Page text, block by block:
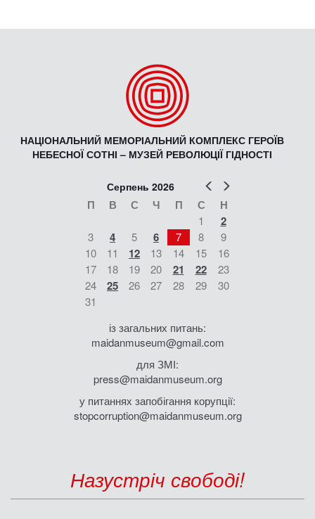
НАЦІОНАЛЬНИЙ МЕМОРІАЛЬНИЙ КОМПЛЕКС ГЕРОЇВ
НЕБЕСНОЇ СОТНІ – МУЗЕЙ РЕВОЛЮЦІЇ ГІДНОСТІ
Попер
Серпень 2026
П В С Ч П С Н
1 2
3 4 5 6 7 8
9
10
11 12 13 14 15
16
17
18 19 20 21 22
23
24
25 26 27 28 29
30
31
із загальних питань:
maidanmuseum@gmail.com
для ЗМІ:
press@maidanmuseum.org
у питаннях запобігання корупції:
stopcorruption@maidanmuseum.org
Назустріч свободі!